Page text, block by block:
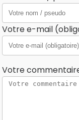
Votre e-mail
Votre